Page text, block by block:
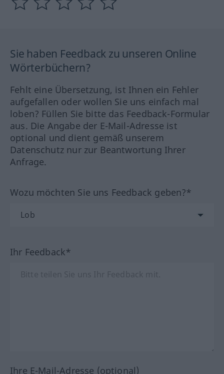
Sie haben Feedback zu unseren Online
Wörterbüchern?
Fehlt eine Übersetzung, ist Ihnen ein Fehler
aufgefallen oder wollen Sie uns einfach mal
loben? Füllen Sie bitte das Feedback-Formular
aus. Die Angabe der E-Mail-Adresse ist
optional und dient gemäß unserem
Datenschutz nur zur Beantwortung Ihrer
Anfrage.
Wozu möchten Sie uns Feedback geben?*
Ihr Feedback*
Ihre E-Mail-Adresse (optional)